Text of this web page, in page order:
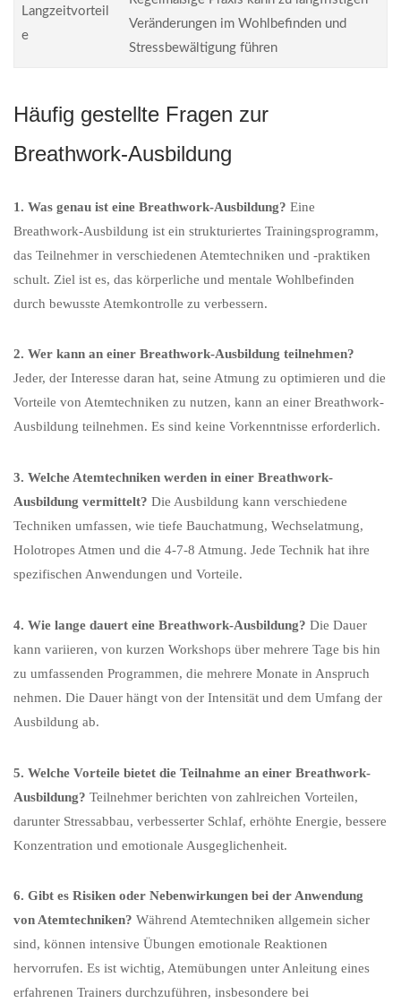
Langzeitvorteil
e
Veränderungen im Wohlbefinden und
Stressbewältigung führen
Häufig gestellte Fragen zur
Breathwork-Ausbildung
1. Was genau ist eine Breathwork-Ausbildung? Eine
Breathwork-Ausbildung ist ein strukturiertes Trainingsprogramm,
das Teilnehmer in verschiedenen Atemtechniken und -praktiken
schult. Ziel ist es, das körperliche und mentale Wohlbefinden
durch bewusste Atemkontrolle zu verbessern.
2. Wer kann an einer Breathwork-Ausbildung teilnehmen?
Jeder, der Interesse daran hat, seine Atmung zu optimieren und die
Vorteile von Atemtechniken zu nutzen, kann an einer Breathwork-
Ausbildung teilnehmen. Es sind keine Vorkenntnisse erforderlich.
3. Welche Atemtechniken werden in einer Breathwork-
Ausbildung vermittelt? Die Ausbildung kann verschiedene
Techniken umfassen, wie tiefe Bauchatmung, Wechselatmung,
Holotropes Atmen und die 4-7-8 Atmung. Jede Technik hat ihre
spezifischen Anwendungen und Vorteile.
4. Wie lange dauert eine Breathwork-Ausbildung? Die Dauer
kann variieren, von kurzen Workshops über mehrere Tage bis hin
zu umfassenden Programmen, die mehrere Monate in Anspruch
nehmen. Die Dauer hängt von der Intensität und dem Umfang der
Ausbildung ab.
5. Welche Vorteile bietet die Teilnahme an einer Breathwork-
Ausbildung? Teilnehmer berichten von zahlreichen Vorteilen,
darunter Stressabbau, verbesserter Schlaf, erhöhte Energie, bessere
Konzentration und emotionale Ausgeglichenheit.
6. Gibt es Risiken oder Nebenwirkungen bei der Anwendung
von Atemtechniken? Während Atemtechniken allgemein sicher
sind, können intensive Übungen emotionale Reaktionen
hervorrufen. Es ist wichtig, Atemübungen unter Anleitung eines
erfahrenen Trainers durchzuführen, insbesondere bei